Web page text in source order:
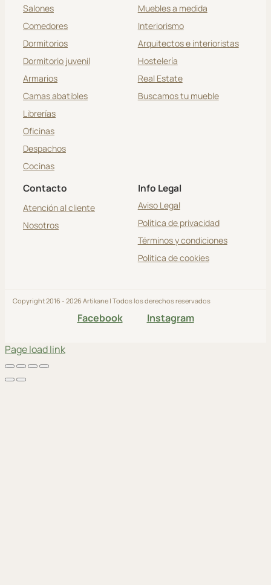
Salones
Comedores
Dormitorios
Dormitorio juvenil
Armarios
Camas abatibles
Librerías
Oficinas
Despachos
Cocinas
Muebles a medida
Interiorismo
Arquitectos e interioristas
Hostelería
Real Estate
Buscamos tu mueble
Contacto
Atención al cliente
Nosotros
Info Legal
Aviso Legal
Política de privacidad
Términos y condiciones
Politica de cookies
Copyright 2016 - 2026 Artikane | Todos los derechos reservados
Facebook Instagram
Page load link